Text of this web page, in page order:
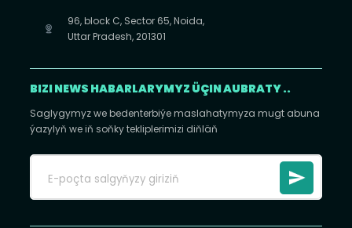
96, block C, Sector 65, Noida,
Uttar Pradesh, 201301
BIZI NEWS HABARLARYMYZ ÜÇIN AUBRATY ..
Saglygymyz we bedenterbiýe maslahatymyza mugt abuna
ýazylyň we iň soňky tekliplerimizi diňläň